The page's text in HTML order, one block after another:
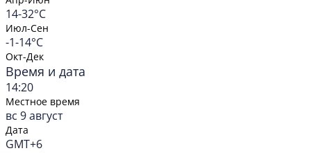
14-32°C
Июл-Сен
-1-14°C
Окт-Дек
Время и дата
14:20
Местное время
вс 9 август
Дата
GMT+6